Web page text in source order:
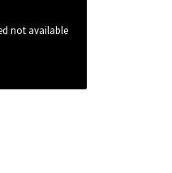
not available